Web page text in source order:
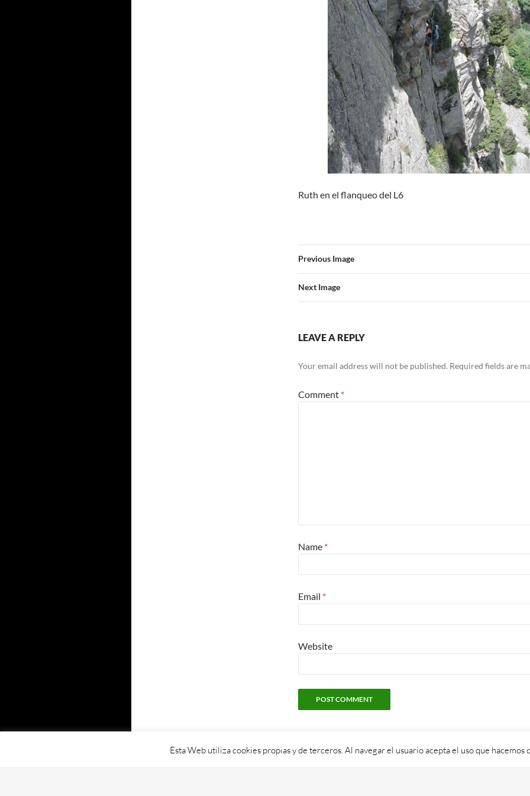
Ruth en el flanqueo del L6
Previous Image
Next Image
LEAVE A REPLY
Your email address will not be published. Required fields are
Comment *
Name *
Email *
Website
Esta Web utiliza cookies propias y de terceros. Al navegar el usuario acepta el uso que hacemos